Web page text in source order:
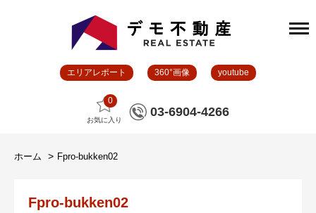
エリアレポート 360°画像 youtube
0
お気に入り
03-6904-4266
ホーム Fpro-bukken02
Fpro-bukken02